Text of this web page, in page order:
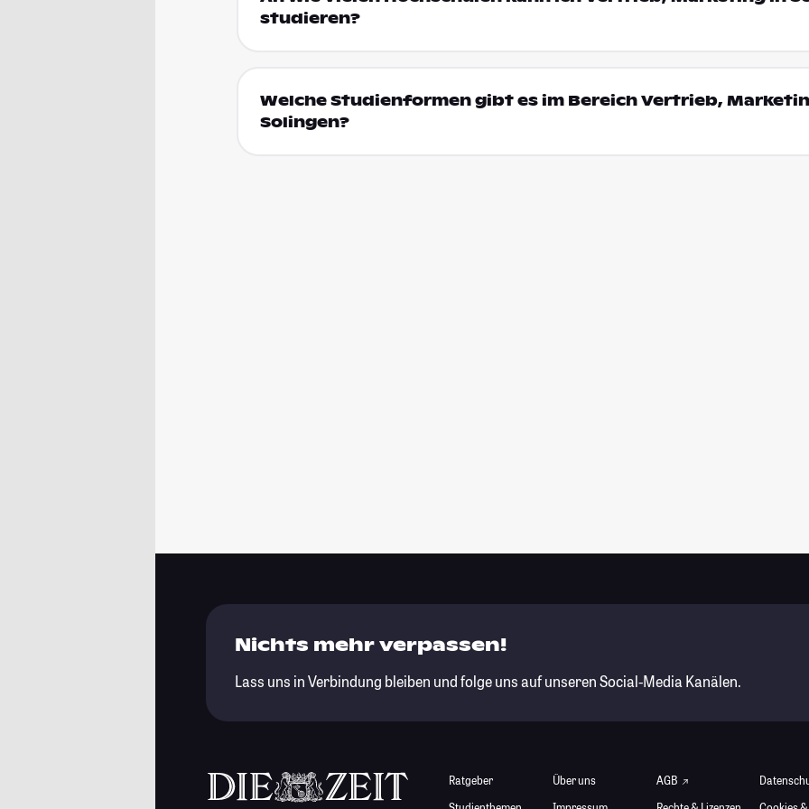
studieren?
Welche Studienformen gibt es im Bereich Vertrieb,
Solingen?
Nichts mehr verpassen!
Lass uns in Verbindung bleiben und folge uns auf unseren Social-Media Kanälen.
Ratgeber
Über uns
AGB